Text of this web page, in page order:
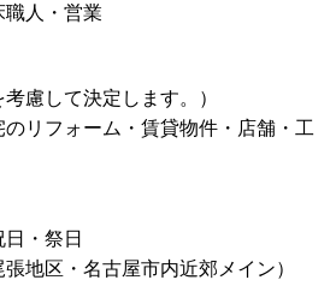
職人・営業
慮して決定します。）
のリフォーム・賃貸物件・店舗・工
・祭日
地区・名古屋市内近郊メイン）